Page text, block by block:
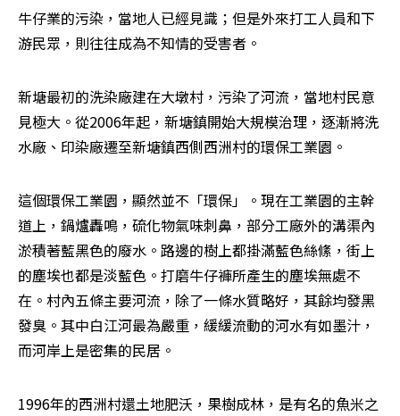
牛仔業的污染，當地人已經見識；但是外來打工人員和下
游民眾，則往往成為不知情的受害者。
新塘最初的洗染廠建在大墩村，污染了河流，當地村民意
見極大。從2006年起，新塘鎮開始大規模治理，逐漸將洗
水廠、印染廠遷至新塘鎮西側西洲村的環保工業園。
這個環保工業園，顯然並不「環保」。現在工業園的主幹
道上，鍋爐轟鳴，硫化物氣味刺鼻，部分工廠外的溝渠內
淤積著藍黑色的廢水。路邊的樹上都掛滿藍色絲絛，街上
的塵埃也都是淡藍色。打磨牛仔褲所產生的塵埃無處不
在。村內五條主要河流，除了一條水質略好，其餘均發黑
發臭。其中白江河最為嚴重，緩緩流動的河水有如墨汁，
而河岸上是密集的民居。
1996年的西洲村還土地肥沃，果樹成林，是有名的魚米之